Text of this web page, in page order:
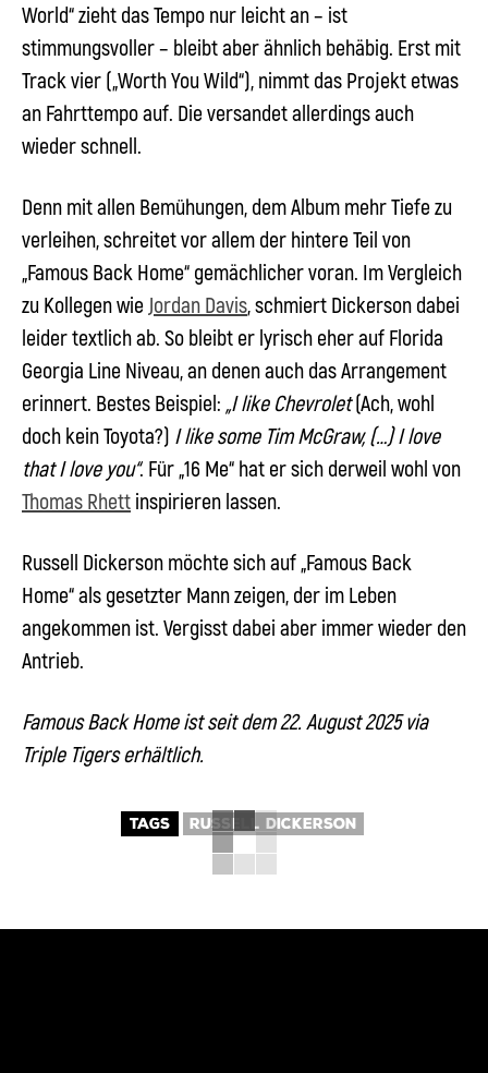
World“ zieht das Tempo nur leicht an – ist
stimmungsvoller – bleibt aber ähnlich behäbig. Erst mit
Track vier („Worth You Wild“), nimmt das Projekt etwas
an Fahrttempo auf. Die versandet allerdings auch
wieder schnell.
Denn mit allen Bemühungen, dem Album mehr Tiefe zu
verleihen, schreitet vor allem der hintere Teil von
„Famous Back Home“ gemächlicher voran. Im Vergleich
zu Kollegen wie Jordan Davis, schmiert Dickerson dabei
leider textlich ab. So bleibt er lyrisch eher auf Florida
Georgia Line Niveau, an denen auch das Arrangement
erinnert. Bestes Beispiel: „I like Chevrolet(Ach, wohl
doch kein Toyota?) I like some Tim McGraw, (…) I love
that I love you“. Für „16 Me“ hat er sich derweil wohl von
Thomas Rhett inspirieren lassen.
Russell Dickerson möchte sich auf „Famous Back
Home“ als gesetzter Mann zeigen, der im Leben
angekommen ist. Vergisst dabei aber immer wieder den
Antrieb.
Famous Back Home ist seit dem 22. August 2025 via
Triple Tigers erhältlich.
TAGS RUSSELL DICKERSON